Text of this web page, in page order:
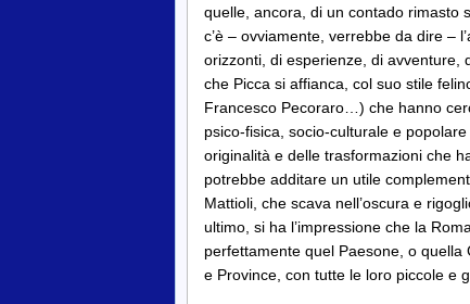
quelle, ancora, di un contado rimasto
c’è – ovviamente, verrebbe da dire –
orizzonti, di esperienze, di avventure,
che Picca si affianca, col suo stile
Francesco Pecoraro…) che hanno
psico-fisica, socio-culturale e popolare
originalità e delle trasformazioni che
potrebbe additare un utile
Mattioli, che scava nell’oscura e
ultimo, si ha l’impressione che la
perfettamente quel Paesone, o
e Province, con tutte le loro piccole e